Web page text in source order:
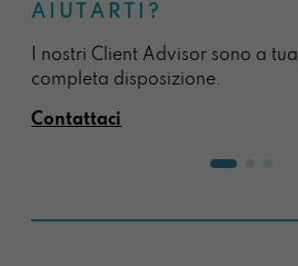
AIUTARTI?
I nostri Client Advisor sono a tua
completa disposizione.
Contattaci